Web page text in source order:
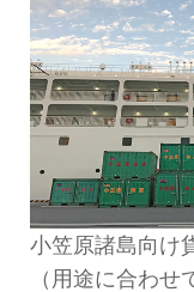
小笠原諸島向け
（用途に合わ